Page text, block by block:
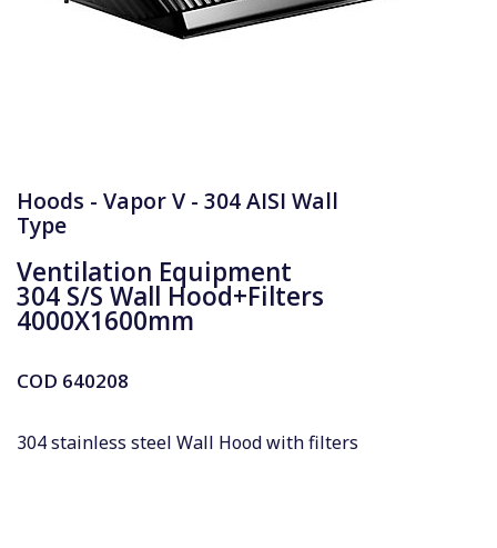
Hoods - Vapor V - 304 AISI Wall
Type
Ventilation Equipment
304 S/S Wall Hood+Filters
4000X1600mm
COD 640208
304 stainless steel Wall Hood with filters